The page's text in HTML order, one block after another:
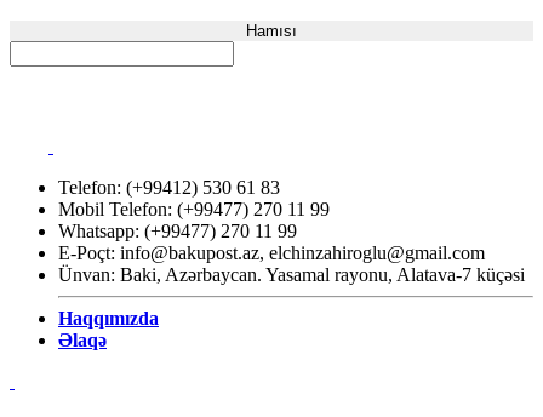
Hamısı
Telefon: (+99412) 530 61 83
Mobil Telefon: (+99477) 270 11 99
Whatsapp: (+99477) 270 11 99
E-Poçt: info@bakupost.az, elchinzahiroglu@gmail.com
Ünvan: Baki, Azərbaycan. Yasamal rayonu, Alatava-7 küçəsi
Haqqımızda
Əlaqə